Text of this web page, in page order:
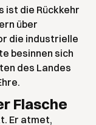
ist die Rückkehr
über
die industrielle
besinnen sich
des Landes
Flasche
Er atmet,